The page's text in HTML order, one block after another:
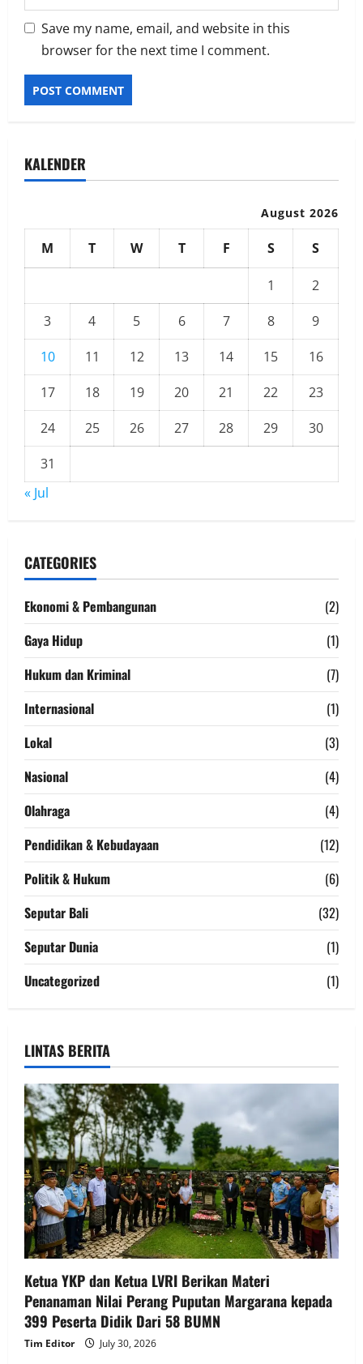
Save my name, email, and website in this
browser for the next time I comment.
KALENDER
August 2026
M T W T F S S
1
2
3
4 5 6 7 8
9
10
11 12 13 14 15
16
17
18 19 20 21 22
23
24
25 26 27 28 29
30
31
« Jul
CATEGORIES
Ekonomi & Pembangunan
(2)
Gaya Hidup
(1)
Hukum dan Kriminal
(7)
Internasional
(1)
Lokal
(3)
Nasional
(4)
Olahraga
(4)
Pendidikan & Kebudayaan
(12)
Politik & Hukum
(6)
Seputar Bali
(32)
Seputar Dunia
(1)
Uncategorized
(1)
LINTAS BERITA
Ketua YKP dan Ketua LVRI Berikan Materi
Penanaman Nilai Perang Puputan Margarana kepada
399 Peserta Didik Dari 58 BUMN
Tim Editor July 30, 2026